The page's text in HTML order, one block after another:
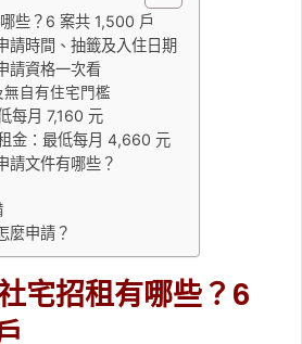
些？6 案共 1,500 戶
請時間、抽籤及入住日期
請資格一次看
自有住宅門檻
每月 7,160 元
金：最低每月 4,660 元
請文件有哪些？
麼申請？
宅招租有哪些？6